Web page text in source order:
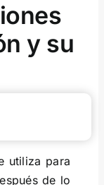
y su
utiliza para
de lo